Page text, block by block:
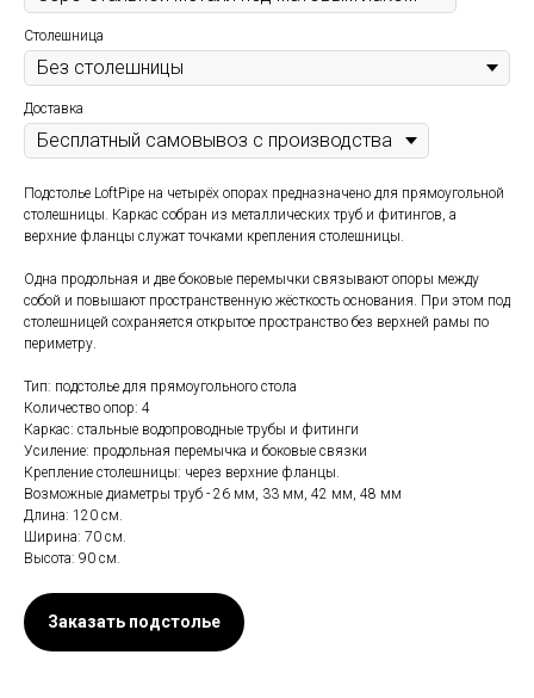
Столешница
Доставка
Подстолье LoftPipe на четырёх опорах предназначено для прямоугольной
столешницы. Каркас собран из металлических труб и фитингов, а
верхние фланцы служат точками крепления столешницы.
Одна продольная и две боковые перемычки связывают опоры между
собой и повышают пространственную жёсткость основания. При этом под
столешницей сохраняется открытое пространство без верхней рамы по
периметру.
Тип: подстолье для прямоугольного стола
Количество опор: 4
Каркас: стальные водопроводные трубы и фитинги
Усиление: продольная перемычка и боковые связки
Крепление столешницы: через верхние фланцы.
Возможные диаметры труб - 26 мм, 33 мм, 42 мм, 48 мм
Длина: 120 см.
Ширина: 70 см.
Высота: 90 см.
Заказать подстолье